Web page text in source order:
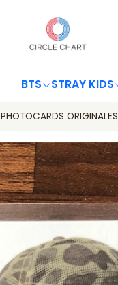
BTS STRAY KIDS
PHOTOCARDS ORIGINALES